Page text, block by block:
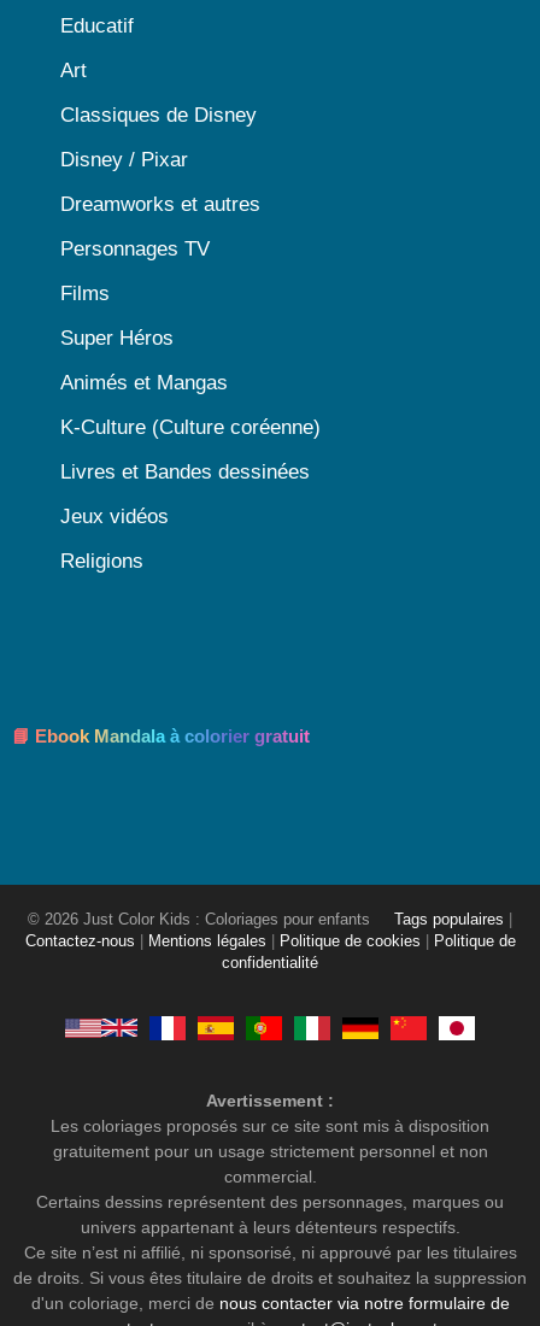
Educatif
Art
Classiques de Disney
Disney / Pixar
Dreamworks et autres
Personnages TV
Films
Super Héros
Animés et Mangas
K-Culture (Culture coréenne)
Livres et Bandes dessinées
Jeux vidéos
Religions
📘 Ebook Mandala à colorier gratuit
© 2026 Just Color Kids : Coloriages pour enfants Tags populaires
Contactez-nous
Mentions légales Politique de cookies
Politique de
confidentialité
Avertissement :
Les coloriages proposés sur ce site sont mis à disposition
gratuitement pour un usage strictement personnel et non
commercial.
Certains dessins représentent des personnages, marques ou
univers appartenant à leurs détenteurs respectifs.
Ce site n’est ni affilié, ni sponsorisé, ni approuvé par les titulaires
de droits. Si vous êtes titulaire de droits et souhaitez la suppression
d'un coloriage, merci de nous contacter via notre formulaire de